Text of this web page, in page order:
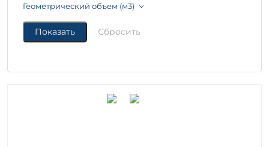
Геометрический объем (м3)